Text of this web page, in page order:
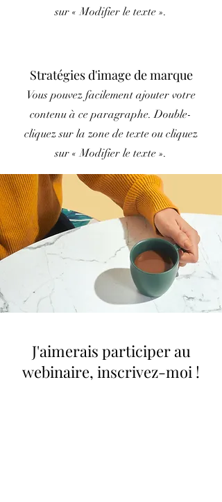
sur « Modifier le texte ».
Stratégies d'image de marque
Vous pouvez facilement ajouter votre
contenu à ce paragraphe. Double-
cliquez sur la zone de texte ou cliquez
sur « Modifier le texte ».
J'aimerais participer au
webinaire, inscrivez-moi !